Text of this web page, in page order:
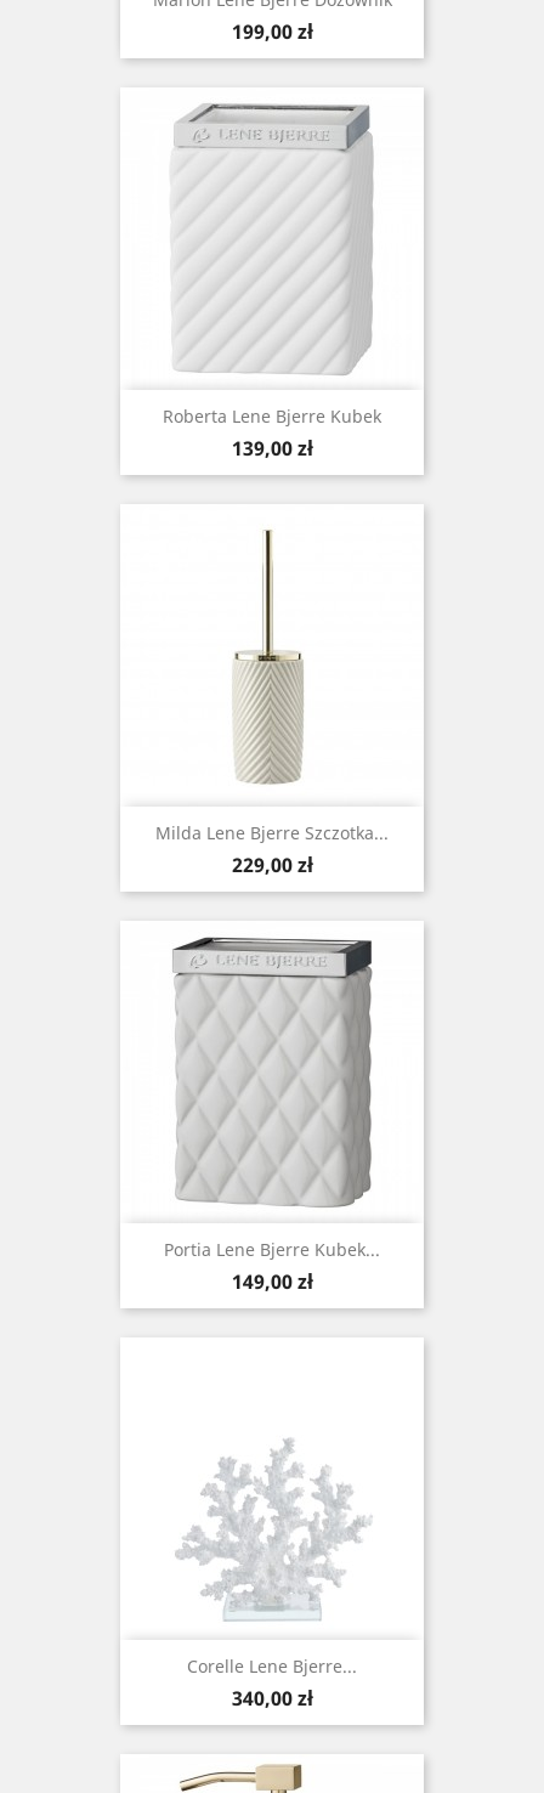
Cena
199,00 zł
Roberta Lene Bjerre Kubek
Cena
139,00 zł
Milda Lene Bjerre Szczotka...
Cena
229,00 zł
Portia Lene Bjerre Kubek...
Cena
149,00 zł
Corelle Lene Bjerre...
Cena
340,00 zł